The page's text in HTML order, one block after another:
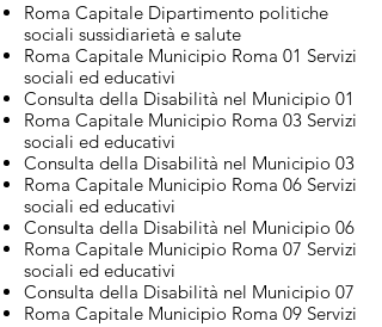
Roma Capitale Dipartimento politiche
sociali sussidiarietà e salute
Roma Capitale Municipio Roma 01 Servizi
sociali ed educativi
Consulta della Disabilità nel Municipio 01
Roma Capitale Municipio Roma 03 Servizi
sociali ed educativi
Consulta della Disabilità nel Municipio 03
Roma Capitale Municipio Roma 06 Servizi
sociali ed educativi
Consulta della Disabilità nel Municipio 06
Roma Capitale Municipio Roma 07 Servizi
sociali ed educativi
Consulta della Disabilità nel Municipio 07
Roma Capitale Municipio Roma 09 Servizi